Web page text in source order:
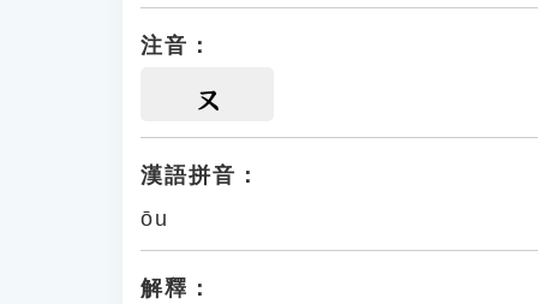
注音：
ㄡ
漢語拼音：
ōu
解釋：